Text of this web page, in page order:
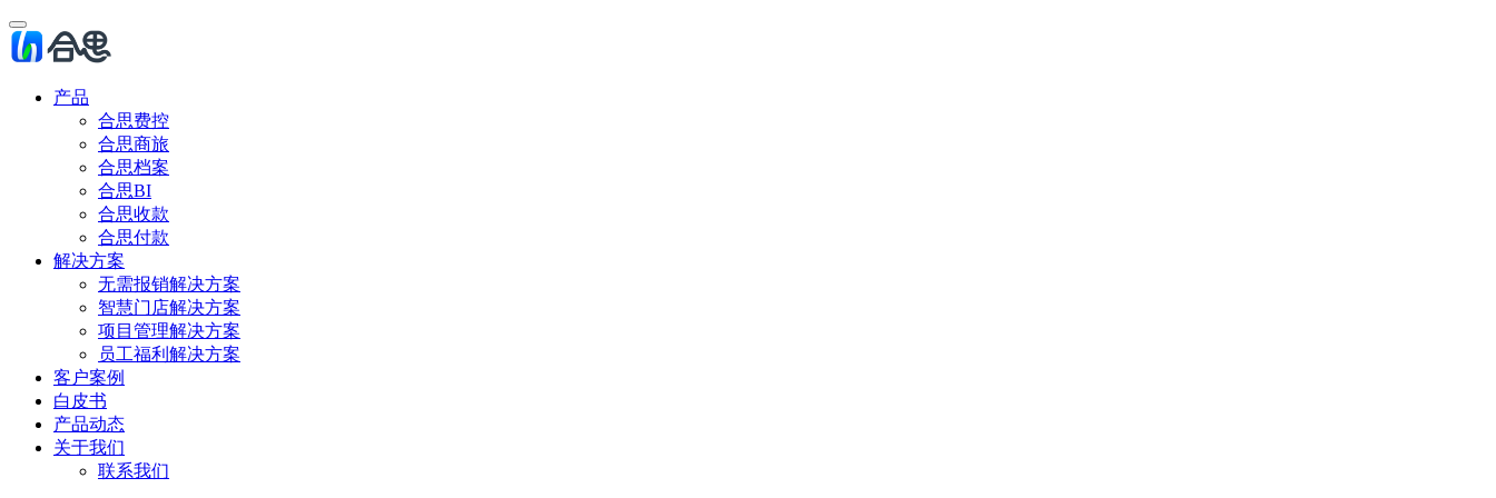
产品
合思费控
合思商旅
合思档案
合思BI
合思收款
合思付款
解决方案
无需报销解决方案
智慧门店解决方案
项目管理解决方案
员工福利解决方案
客户案例
白皮书
产品动态
关于我们
联系我们